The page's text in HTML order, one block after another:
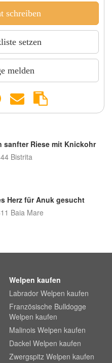
schreiben
setzen
melden
sanfter Riese mit Knickohr
Bistrita
Herz für Anuk gesucht
Baia Mare
Welpen kaufen
Labrador Welpen kaufen
Französische Bulldogge
Welpen kaufen
Malinois Welpen kaufen
Dackel Welpen kaufen
Zwergspitz Welpen kaufen